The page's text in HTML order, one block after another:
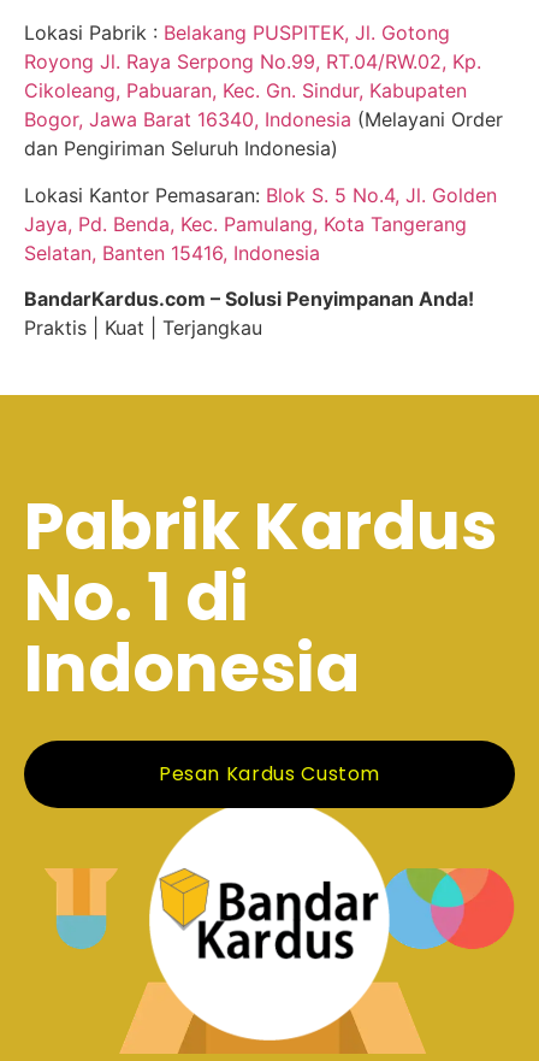
Lokasi Pabrik : Belakang PUSPITEK, Jl. Gotong
Royong Jl. Raya Serpong No.99, RT.04/RW.02, Kp.
Cikoleang, Pabuaran, Kec. Gn. Sindur, Kabupaten
Bogor, Jawa Barat 16340, Indonesia (Melayani Order
dan Pengiriman Seluruh Indonesia)
Lokasi Kantor Pemasaran: Blok S. 5 No.4, Jl. Golden
Jaya, Pd. Benda, Kec. Pamulang, Kota Tangerang
Selatan, Banten 15416, Indonesia
BandarKardus.com – Solusi Penyimpanan Anda!
Praktis | Kuat | Terjangkau
Pabrik Kardus
No. 1 di
Indonesia
Pesan Kardus Custom